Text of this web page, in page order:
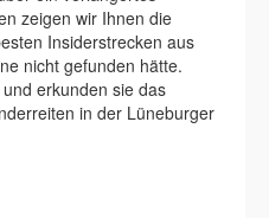
zeigen wir Ihnen die
Insiderstrecken aus
nicht gefunden hätte.
erkunden sie das
in der Lüneburger